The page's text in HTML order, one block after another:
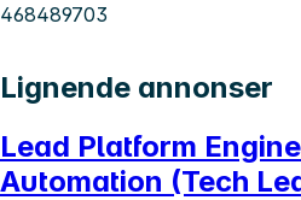
468489703
Lignende annonser
Lead Platform
Automation (Tech